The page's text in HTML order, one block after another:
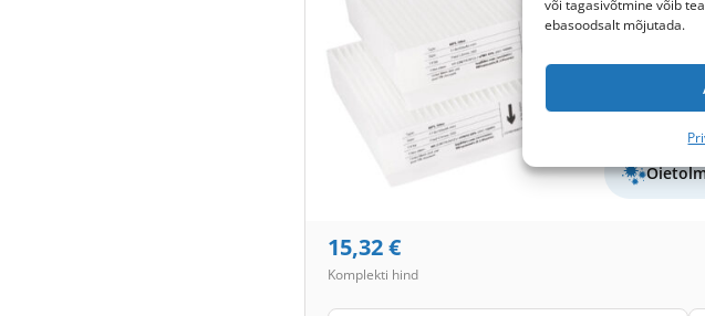
või tagasivõtmine võib
ebasoodsalt mõjutada.
Filtri kogus
15,32€
Komplekti hind